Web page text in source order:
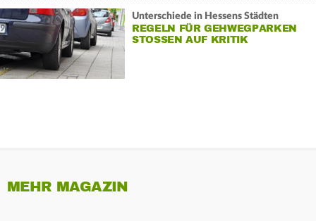
Unterschiede in Hessens Städten
REGELN FÜR GEHWEGPARKEN
STOSSEN AUF KRITIK
MEHR MAGAZIN